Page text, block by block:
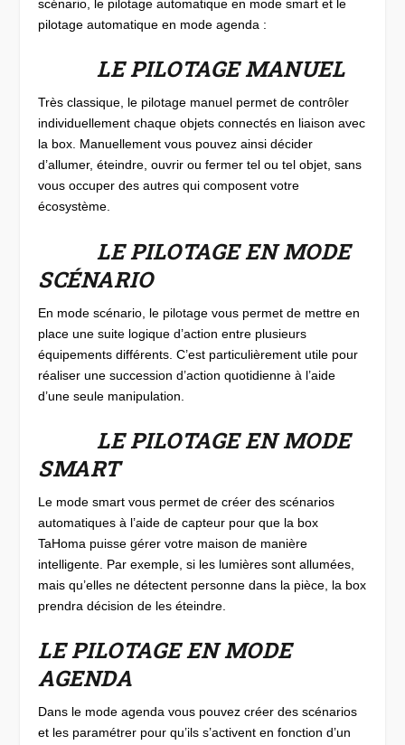
scénario, le pilotage automatique en mode smart et le
pilotage automatique en mode agenda :
LE PILOTAGE MANUEL
Très classique, le pilotage manuel permet de contrôler
individuellement chaque objets connectés en liaison avec
la box. Manuellement vous pouvez ainsi décider
d’allumer, éteindre, ouvrir ou fermer tel ou tel objet, sans
vous occuper des autres qui composent votre
écosystème.
LE PILOTAGE EN MODE
SCÉNARIO
En mode scénario, le pilotage vous permet de mettre en
place une suite logique d’action entre plusieurs
équipements différents. C’est particulièrement utile pour
réaliser une succession d’action quotidienne à l’aide
d’une seule manipulation.
LE PILOTAGE EN MODE
SMART
Le mode smart vous permet de créer des scénarios
automatiques à l’aide de capteur pour que la box
TaHoma puisse gérer votre maison de manière
intelligente. Par exemple, si les lumières sont allumées,
mais qu’elles ne détectent personne dans la pièce, la box
prendra décision de les éteindre.
LE PILOTAGE EN MODE
AGENDA
Dans le mode agenda vous pouvez créer des scénarios
et les paramétrer pour qu’ils s’activent en fonction d’un